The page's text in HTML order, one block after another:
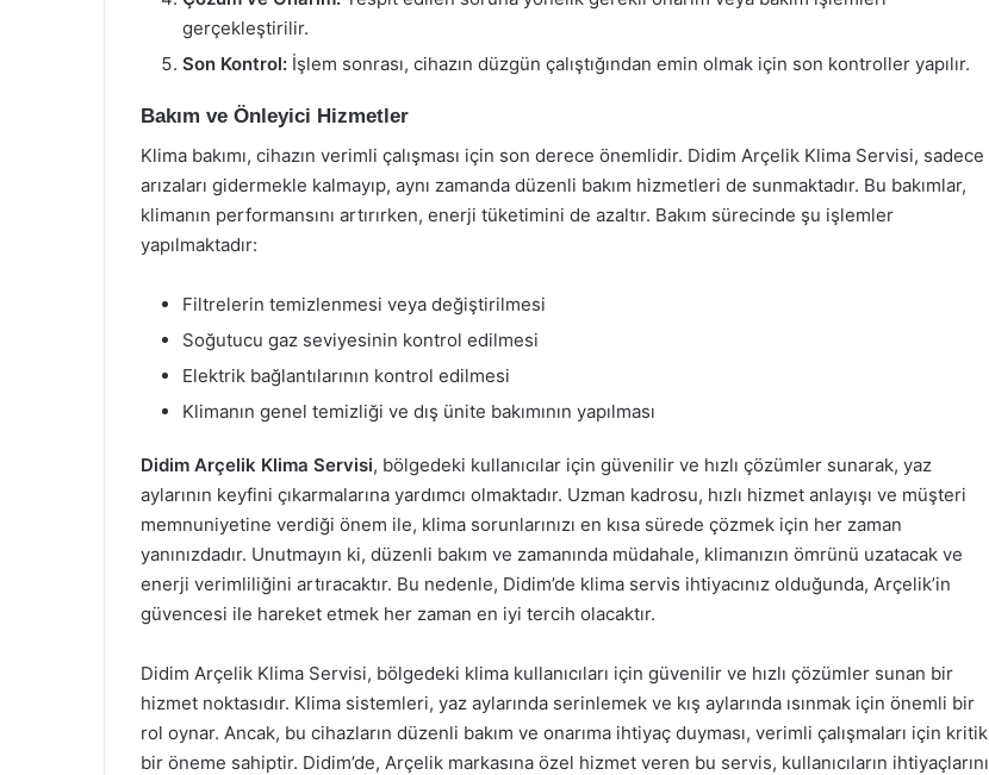
gerçekleştirilir.
Son Kontrol: İşlem sonrası, cihazın düzgün çalıştığından emin olmak için son kontroller yapılır.
Bakım ve Önleyici Hizmetler
Klima bakımı, cihazın verimli çalışması için son derece önemlidir. Didim Arçelik Klima Servisi, sadece
arızaları gidermekle kalmayıp, aynı zamanda düzenli bakım hizmetleri de sunmaktadır. Bu bakımlar,
klimanın performansını artırırken, enerji tüketimini de azaltır. Bakım sürecinde şu işlemler
yapılmaktadır:
Filtrelerin temizlenmesi veya değiştirilmesi
Soğutucu gaz seviyesinin kontrol edilmesi
Elektrik bağlantılarının kontrol edilmesi
Klimanın genel temizliği ve dış ünite bakımının yapılması
Didim Arçelik Klima Servisi, bölgedeki kullanıcılar için güvenilir ve hızlı çözümler sunarak, yaz
aylarının keyfini çıkarmalarına yardımcı olmaktadır. Uzman kadrosu, hızlı hizmet anlayışı ve müşteri
memnuniyetine verdiği önem ile, klima sorunlarınızı en kısa sürede çözmek için her zaman
yanınızdadır. Unutmayın ki, düzenli bakım ve zamanında müdahale, klimanızın ömrünü uzatacak ve
enerji verimliliğini artıracaktır. Bu nedenle, Didim’de klima servis ihtiyacınız olduğunda, Arçelik’in
güvencesi ile hareket etmek her zaman en iyi tercih olacaktır.
Didim Arçelik Klima Servisi, bölgedeki klima kullanıcıları için güvenilir ve hızlı çözümler sunan bir
hizmet noktasıdır. Klima sistemleri, yaz aylarında serinlemek ve kış aylarında ısınmak için önemli bir
rol oynar. Ancak, bu cihazların düzenli bakım ve onarıma ihtiyaç duyması, verimli çalışmaları için kritik
bir öneme sahiptir. Didim’de, Arçelik markasına özel hizmet veren bu servis, kullanıcıların ihtiyaçlarını